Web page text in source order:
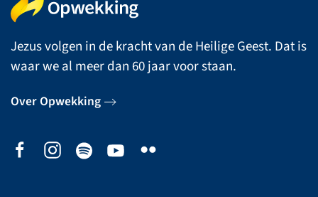
Jezus volgen in de kracht van de Heilige Geest. Dat is
waar we al meer dan 60 jaar voor staan.
Over Opwekking